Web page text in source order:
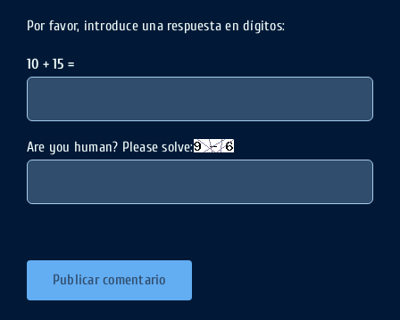
Por favor, introduce una respuesta en dígitos:
10 + 15 =
Are you human? Please solve: